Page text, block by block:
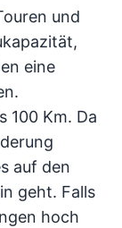
und
eine
100 Km. Da
auf den
geht. Falls
hoch